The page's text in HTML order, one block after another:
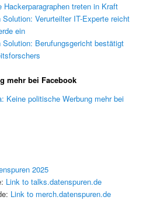
Hackerparagraphen treten in Kraft
Solution: Verurteilter IT-Experte reicht
ein
Solution: Berufungsgericht bestätigt
mehr bei Facebook
Keine politische Werbung mehr bei
2025
Link to talks.datenspuren.de
Link to merch.datenspuren.de